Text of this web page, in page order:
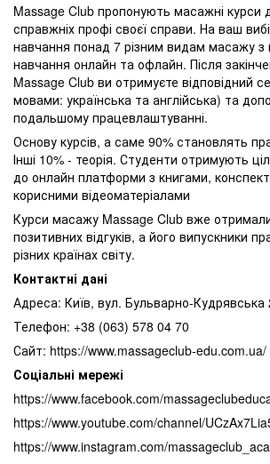
Massage Club пропонують масажні курси
справжніх профі своєї справи. На ваш
навчання понад 7 різним видам масажу з
навчання онлайн та офлайн. Після
Massage Club ви отримуєте відповідний
мовами: українська та англійська) та
подальшому працевлаштуванні.
Основу курсів, а саме 90% становлять
Інші 10% - теорія. Студенти отримують
до онлайн платформи з книгами,
корисними відеоматеріалами
Курси масажу Massage Club вже
позитивних відгуків, а його випускники
різних країнах світу.
Контактні дані
Адреса: Київ, вул. Бульварно-Кудрявська
Телефон: +38 (063) 578 04 70
Сайт: https://www.massageclub-edu.com.ua/
Соціальні мережі
https://www.facebook.com/
https://www.youtube.com/channel/
https://www.instagram.com/